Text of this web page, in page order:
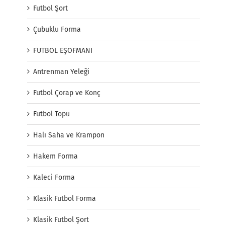
Futbol Şort
Çubuklu Forma
FUTBOL EŞOFMANI
Antrenman Yeleği
Futbol Çorap ve Konç
Futbol Topu
Halı Saha ve Krampon
Hakem Forma
Kaleci Forma
Klasik Futbol Forma
Klasik Futbol Şort